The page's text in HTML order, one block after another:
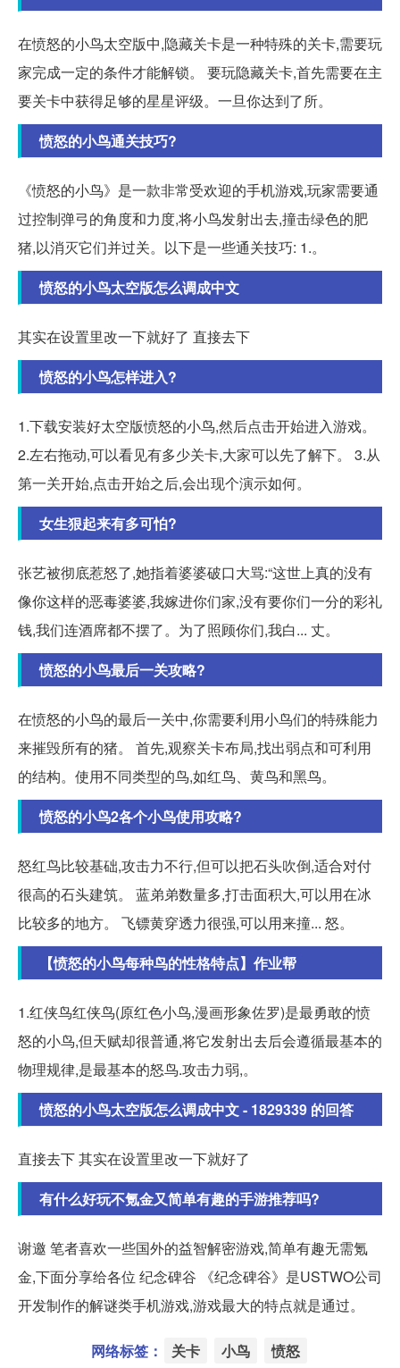
在愤怒的小鸟太空版中,隐藏关卡是一种特殊的关卡,需要玩
家完成一定的条件才能解锁。 要玩隐藏关卡,首先需要在主
要关卡中获得足够的星星评级。一旦你达到了所。
愤怒的小鸟通关技巧?
《愤怒的小鸟》是一款非常受欢迎的手机游戏,玩家需要通
过控制弹弓的角度和力度,将小鸟发射出去,撞击绿色的肥
猪,以消灭它们并过关。以下是一些通关技巧: 1.。
愤怒的小鸟太空版怎么调成中文
其实在设置里改一下就好了 直接去下
愤怒的小鸟怎样进入?
1.下载安装好太空版愤怒的小鸟,然后点击开始进入游戏。
2.左右拖动,可以看见有多少关卡,大家可以先了解下。 3.从
第一关开始,点击开始之后,会出现个演示如何。
女生狠起来有多可怕?
张艺被彻底惹怒了,她指着婆婆破口大骂:“这世上真的没有
像你这样的恶毒婆婆,我嫁进你们家,没有要你们一分的彩礼
钱,我们连酒席都不摆了。为了照顾你们,我白... 丈。
愤怒的小鸟最后一关攻略?
在愤怒的小鸟的最后一关中,你需要利用小鸟们的特殊能力
来摧毁所有的猪。 首先,观察关卡布局,找出弱点和可利用
的结构。使用不同类型的鸟,如红鸟、黄鸟和黑鸟。
愤怒的小鸟2各个小鸟使用攻略?
怒红鸟比较基础,攻击力不行,但可以把石头吹倒,适合对付
很高的石头建筑。 蓝弟弟数量多,打击面积大,可以用在冰
比较多的地方。 飞镖黄穿透力很强,可以用来撞... 怒。
【愤怒的小鸟每种鸟的性格特点】作业帮
1.红侠鸟红侠鸟(原红色小鸟,漫画形象佐罗)是最勇敢的愤
怒的小鸟,但天赋却很普通,将它发射出去后会遵循最基本的
物理规律,是最基本的怒鸟.攻击力弱,。
愤怒的小鸟太空版怎么调成中文 - 1829339 的回答
直接去下 其实在设置里改一下就好了
有什么好玩不氪金又简单有趣的手游推荐吗?
谢邀 笔者喜欢一些国外的益智解密游戏,简单有趣无需氪
金,下面分享给各位 纪念碑谷 《纪念碑谷》是USTWO公司
开发制作的解谜类手机游戏,游戏最大的特点就是通过。
网络标签： 关卡 小鸟 愤怒